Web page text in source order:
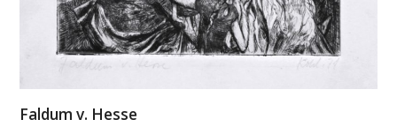
Faldum v. Hesse